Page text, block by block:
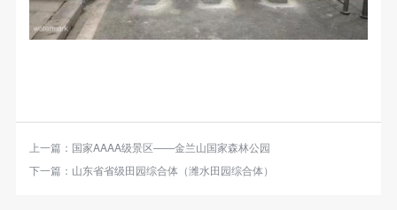
上一篇： 国家AAAA级景区——金兰山国家森林公园
下一篇： 山东省省级田园综合体（潍水田园综合体）